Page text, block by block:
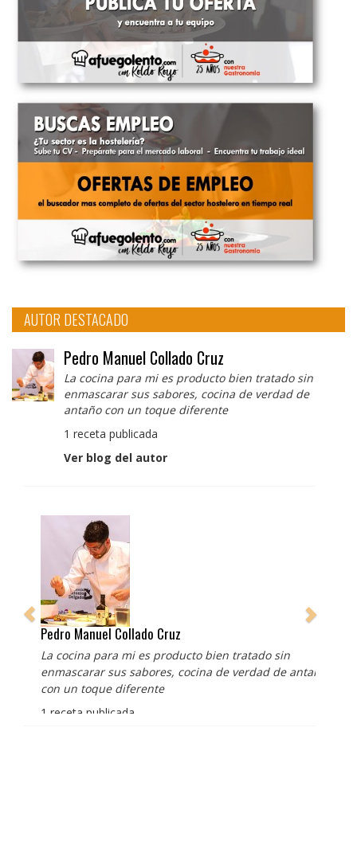
AUTOR DESTACADO
Pedro Manuel Collado Cruz
La cocina para mi es producto bien tratado sin
enmascarar sus sabores, cocina de verdad de
antaño con un toque diferente
1 receta publicada
Ver blog del autor
Pedro Manuel Collado Cruz
La cocina para mi es producto bien tratado sin
enmascarar sus sabores, cocina de verdad de antaño
con un toque diferente
1 receta publicada